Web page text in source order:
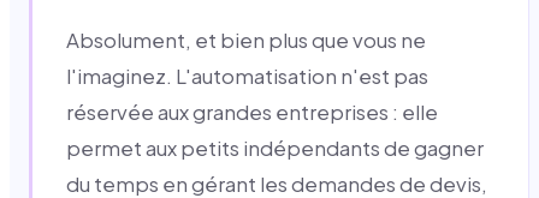
Absolument, et bien plus que vous ne
l'imaginez. L'automatisation n'est pas
réservée aux grandes entreprises : elle
permet aux petits indépendants de gagner
du temps en gérant les demandes de devis,